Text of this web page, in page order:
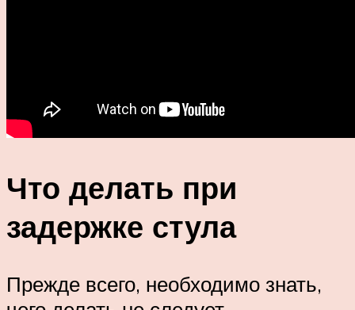
Что делать при
задержке стула
Прежде всего, необходимо знать,